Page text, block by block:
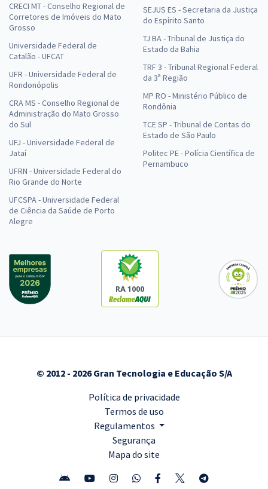
CRECI MT - Conselho Regional de
Corretores de Imóveis do Mato
Grosso
Universidade Federal de
Catalão - UFCAT
UFR - Universidade Federal de
Rondonópolis
CRA MS - Conselho Regional de
Administração do Mato Grosso
do Sul
UFJ - Universidade Federal de
Jataí
UFRN - Universidade Federal do
Rio Grande do Norte
UFCSPA - Universidade Federal
de Ciência da Saúde de Porto
Alegre
SEJUS ES - Secretaria da Justiça
do Espírito Santo
TJ BA - Tribunal de Justiça do
Estado da Bahia
TRF 3 - Tribunal Regional Federal
da 3ª Região
MP RO - Ministério Público de
Rondônia
TCE SP - Tribunal de Contas do
Estado de São Paulo
Politec PE - Polícia Científica de
Pernambuco
RA 1000
© 2012 - 2026 Gran Tecnologia e Educação S/A
Política de privacidade
Termos de uso
Regulamentos
Segurança
Mapa do site